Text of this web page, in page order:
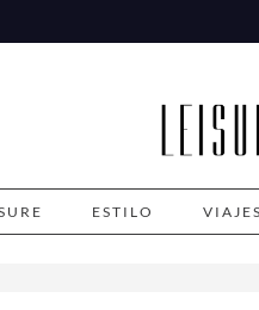
ESTILO VIAJES